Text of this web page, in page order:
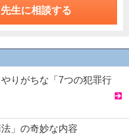
生に相談する
りがちな「7つの犯罪行
」の奇妙な内容